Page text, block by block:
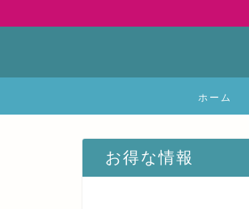
ホーム
お得な情報